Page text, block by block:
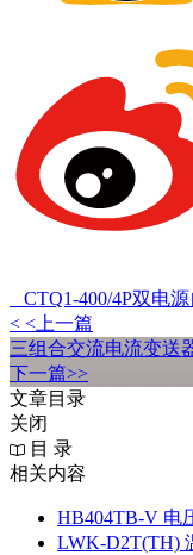
CTQ1-400/4P双电
< <上一篇
三组合交流电流变送
下一篇>>
文章目录
关闭
目 录
相关内容
HB404TB-V 电
LWK‑D2T(TH)